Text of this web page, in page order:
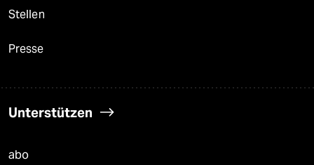
Stellen
Presse
Unterstützen
abo